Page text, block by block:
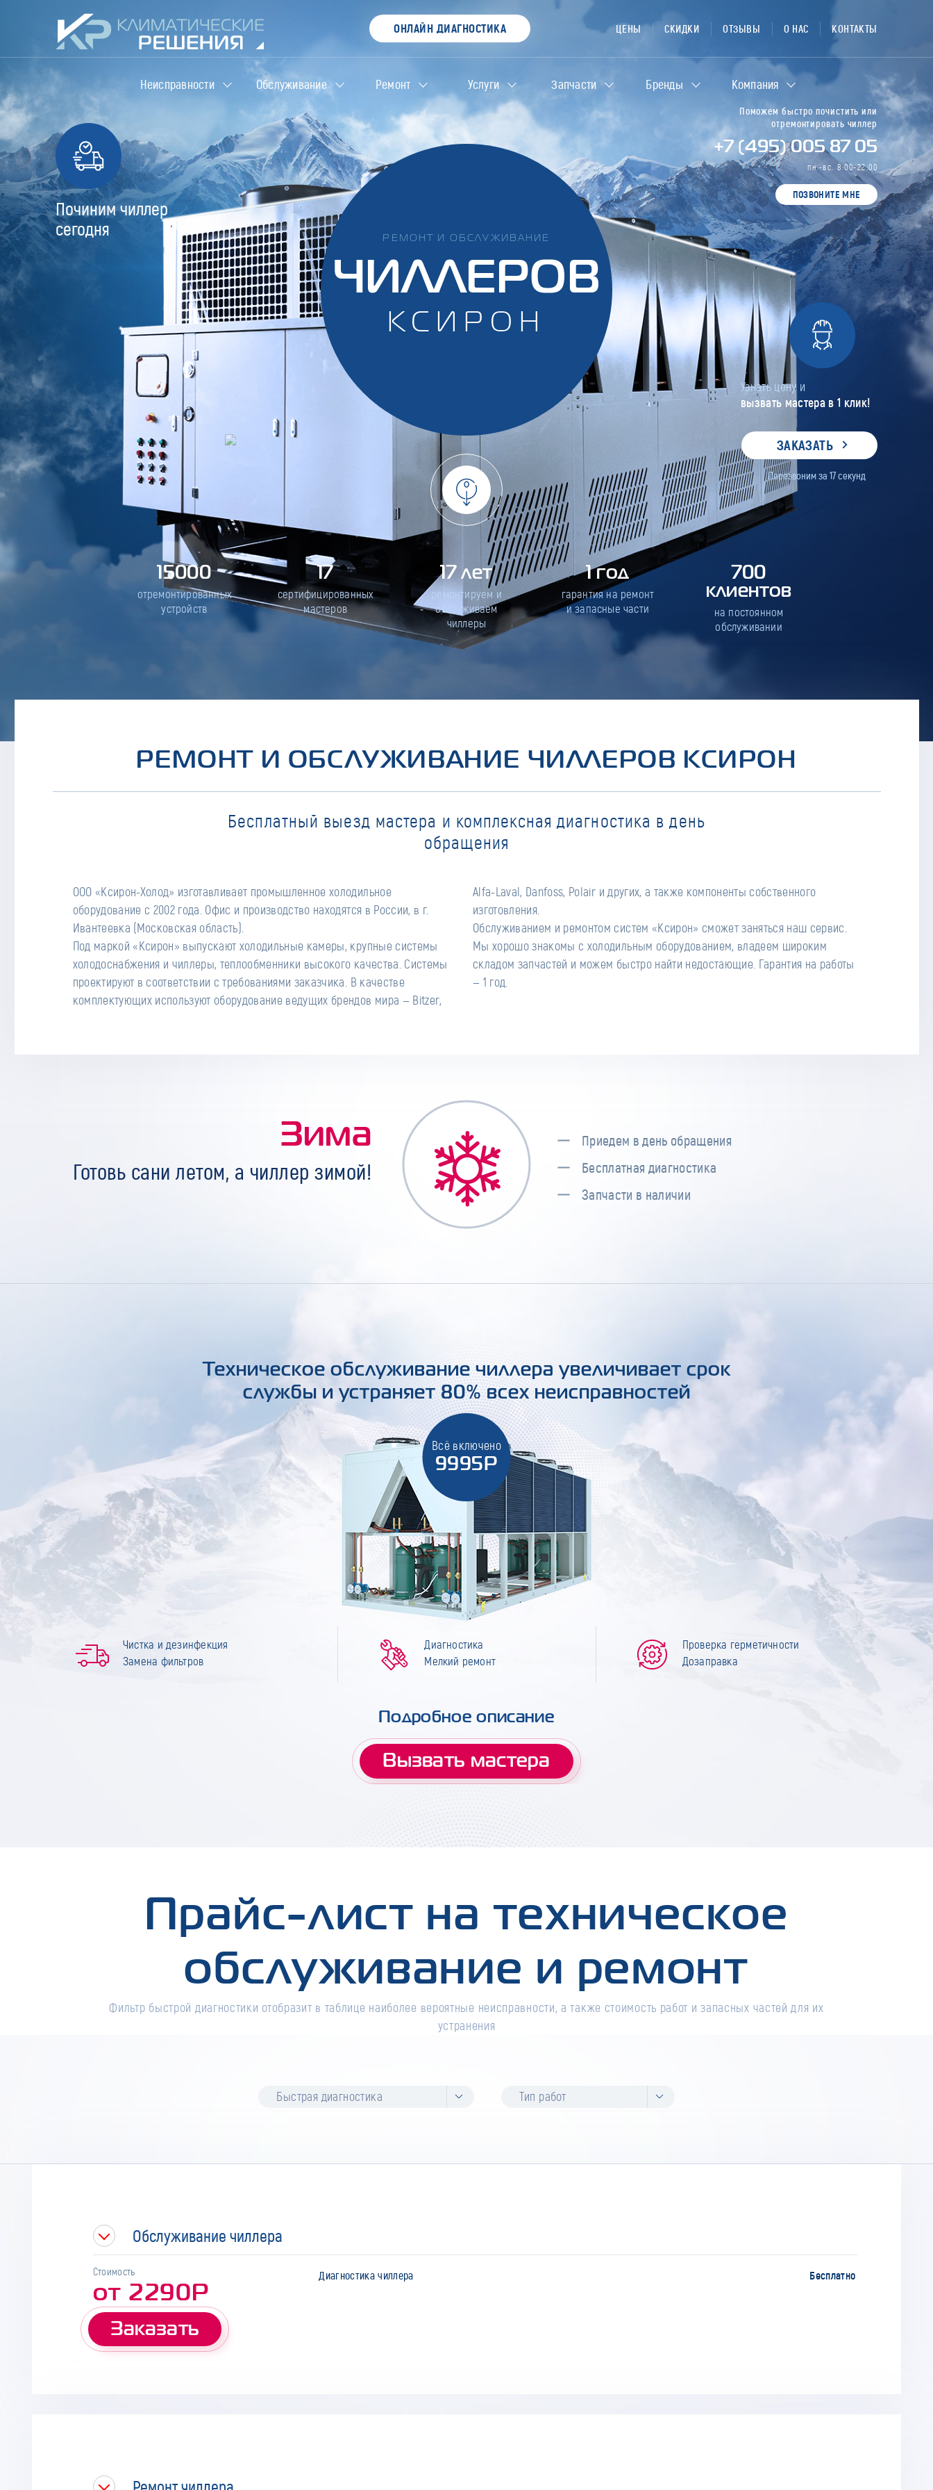
РЕМОНТ И ОБСЛУЖИВАНИЕ
ЧИЛЛЕРОВ
КСИРОН
Поможем быстро почистить или
отремонтировать чиллер
+7 (495) 005 87 05
пн.-вс. 8:00-22:00
ПОЗВОНИТЕ МНЕ
Починим чиллер
сегодня
Узнать цену и
вызвать мастера в 1 клик!
ЗАКАЗАТЬ
Перезвоним за 17секунд
15000
отремонтированных
устройств
17
сертифицированных
мастеров
17 лет
ремонтируем и
обслуживаем
чиллеры
1 год
гарантия на ремонт
и запасные части
700
клиентов
на постоянном
обслуживании
РЕМОНТ И ОБСЛУЖИВАНИЕ ЧИЛЛЕРОВ КСИРОН
Бесплатный выезд мастера и комплексная диагностика в день
обращения
ООО «Ксирон-Холод» изготавливает промышленное холодильное
оборудование с 2002 года. Офис и производство находятся в России, в г.
Ивантеевка (Московская область).
Под маркой «Ксирон» выпускают холодильные камеры, крупные системы
холодоснабжения и чиллеры, теплообменники высокого качества. Системы
проектируют в соответствии с требованиями заказчика. В качестве
комплектующих используют оборудование ведущих брендов мира — Bitzer,
Alfa-Laval, Danfoss, Polair и других, а также компоненты собственного
изготовления.
Обслуживанием и ремонтом систем «Ксирон» сможет заняться наш сервис.
Мы хорошо знакомы с холодильным оборудованием, владеем широким
складом запчастей и можем быстро найти недостающие. Гарантия на работы
Зима
Готовь сани летом, а чиллер зимой!
Приедем в день обращения
Бесплатная диагностика
Запчасти в наличии
Техническое обслуживание чиллера увеличивает срок
службы и устраняет 80% всех неисправностей
Всё включено
9995Р
Чистка и дезинфекция
Замена фильтров
Диагностика
Мелкий ремонт
Проверка герметичности
Дозаправка
Подробное описание
Вызвать мастера
Прайс-лист на техническое
обслуживание и ремонт
Фильтр быстрой диагностики отобразит в таблице наиболее вероятные неисправности, а также стоимость работ и запасных частей для их
устранения
Быстрая диагностика Тип работ
Обслуживание чиллера
Диагностика чиллера Бесплатно
Стоимость
от 2290Р
Заказать
ЦЕНЫ СКИДКИ ОТЗЫВЫ О НАС КОНТАКТЫ
Неисправности Обслуживание Ремонт Услуги Запчасти Бренды Компания
ОНЛАЙН ДИАГНОСТИКА